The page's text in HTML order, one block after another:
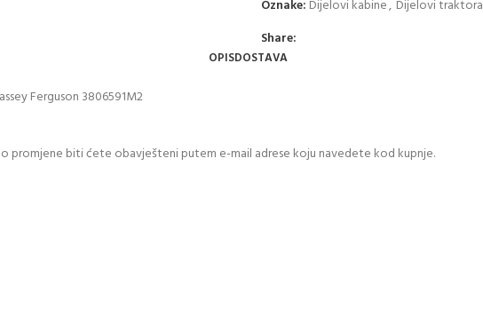
Oznake: Dijelovi kabine, Dijelovi traktora
Share:
OPISDOSTAVA
Ferguson 3806591M2
promjene biti ćete obavješteni putem e-mail adrese koju navedete kod kupnje.